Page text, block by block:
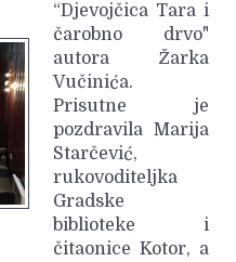
“Djevojčica Tara i
čarobno drvo"
autora Žarka
Vučinića.
Prisutne je
pozdravila Marija
Starčević,
rukovoditeljka
Gradske
biblioteke i
čitaonice Kotor, a